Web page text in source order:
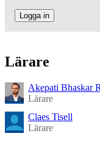
Logga in
Lärare
Akepati Bhaskar
Lärare
Claes Tisell
Lärare